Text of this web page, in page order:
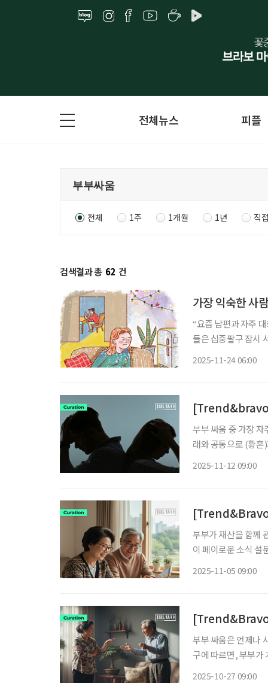
전체뉴스 피플
전체 1주 1개월 1년 직
검색결과 총 62 건
가장 익숙한 사
“요즘 남편과 자주
들은 십중팔구 잠시
2025-11-24 06:00
[Trend&bravo]
부부 싸움 중 가장
래와 공동으로 (황혼
2025-11-12 09:00
[Trend&Bravo]
부부가 재산을 함께
이 페이로운 소식 설
2025-11-05 09:00
부부 싸움은 언제나
구에 따르면, 부부가
2025-10-27 09:00